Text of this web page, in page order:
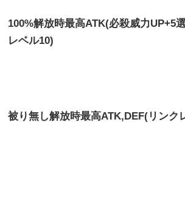
100%解放時最高ATK(必殺威力UP+5
レベル10)
被り無し解放時最高ATK,DEF(リンク